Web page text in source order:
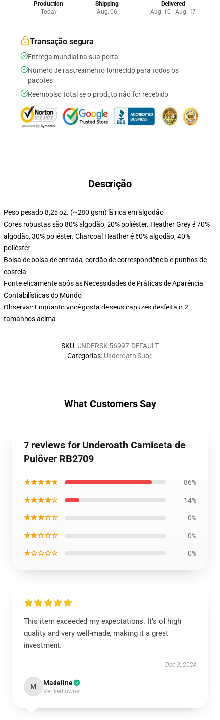
Production
Today
Shipping
Aug. 06
Delivered
Aug. 10 - Aug. 17
Transação segura
Entrega mundial na sua porta
Número de rastreamento fornecido para todos os
pacotes
Reembolso total se o produto não for recebido
Descrição
Peso pesado 8,25 oz. (~280 gsm) lã rica em algodão
Cores robustas são 80% algodão, 20% poliéster. Heather Grey é 70%
algodão, 30% poliéster. Charcoal Heather é 60% algodão, 40%
poliéster
Bolsa de bolsa de entrada, cordão de correspondência e punhos de
costela
Fonte eticamente após as Necessidades de Práticas de Aparência
Contabilísticas do Mundo
Observar: Enquanto você gosta de seus capuzes desfeita ir 2
tamanhos acima
SKU: UNDERSK-56997-DEFAULT
Categorias: Underoath Suor,
What Customers Say
7 reviews for Underoath Camiseta de
Pulôver RB2709
★★★★★ 86%
★★★★☆ 14%
★★★☆☆ 0%
★★☆☆☆ 0%
★☆☆☆☆ 0%
This item exceeded my expectations. It’s of high
quality and very well-made, making it a great
investment.
Dec 3, 2024
M Madeline
Verified owner